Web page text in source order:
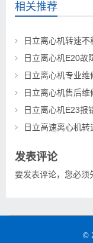
相关推荐
日立离心机转速
日立离心机E20故
日立离心机专业
日立离心机售后
日立离心机E23报
日立高速离心机
发表评论
要发表评论，您必须
©